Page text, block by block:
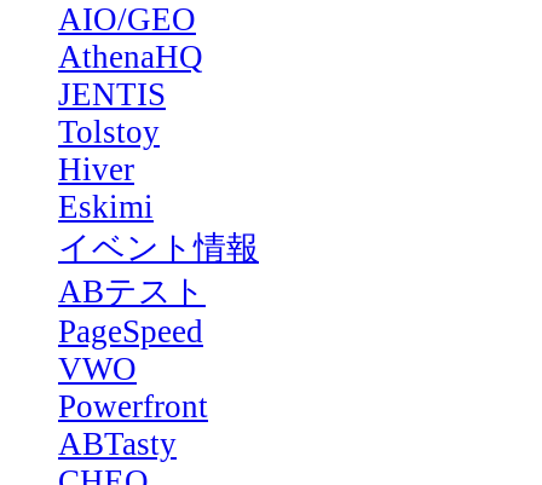
AIO/GEO
AthenaHQ
JENTIS
Tolstoy
Hiver
Eskimi
イベント情報
ABテスト
PageSpeed
VWO
Powerfront
ABTasty